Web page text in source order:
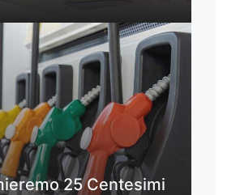
25 Centesimi